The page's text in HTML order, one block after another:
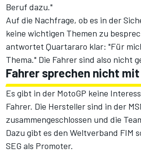
Beruf dazu."
Auf die Nachfrage, ob es in der
keine wichtigen Themen zu
antwortet Quartararo klar: "Für
Thema." Die Fahrer sind also nicht
Fahrer sprechen nicht
Es gibt in der MotoGP keine
Fahrer. Die Hersteller sind in der
zusammengeschlossen und die
Dazu gibt es den Weltverband FIM
SEG als Promoter.